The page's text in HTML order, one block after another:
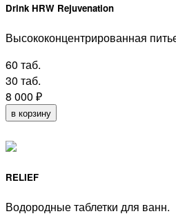
Drink HRW Rejuvenation
Высококонцентрированная
60 таб.
30 таб.
8 000 ₽
в корзину
RELIEF
Водородные таблетки для ванн.